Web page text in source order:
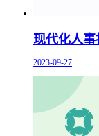
现代化人
2023-09-27